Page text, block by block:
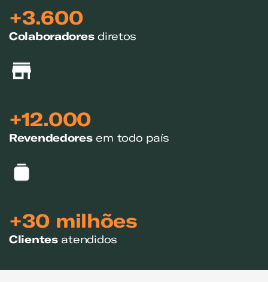
+3.600
Colaboradoresdiretos
+12.000
Revendedoresem todo país
+30 milhões
Clientes atendidos